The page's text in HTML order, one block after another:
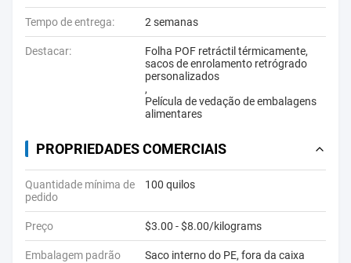
Tempo de entrega: 2 semanas
Destacar: Folha POF retráctil térmicamente,
sacos de enrolamento retrógrado
personalizados
,
Película de vedação de embalagens
alimentares
PROPRIEDADES COMERCIAIS
Quantidade mínima de
pedido
100 quilos
Preço $3.00 - $8.00/kilograms
Embalagem padrão Saco interno do PE, fora da caixa